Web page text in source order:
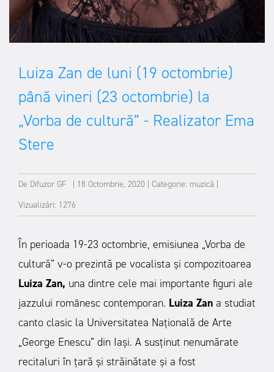
Luiza Zan de luni (19 octombrie)
până vineri (23 octombrie) la
„Vorba de cultură” - Realizator Ema
Stere
De Difuzor GF | 18 Octombrie, 2020 | Categorie: muzică |
Vizualizări: 1276
În perioada 19-23 octombrie, emisiunea „Vorba de
cultură” v-o prezintă pe vocalista și compozitoarea
Luiza Zan, una dintre cele mai importante figuri ale
jazzului românesc contemporan. Luiza Zan a studiat
canto clasic la Universitatea Națională de Arte
„George Enescu” din Iași. A susținut nenumărate
recitaluri în țară și străinătate și a fost